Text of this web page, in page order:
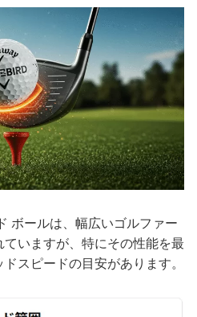
ボールは、幅広いゴルファー
いますが、特にその性能を最
スピードの目安があります。